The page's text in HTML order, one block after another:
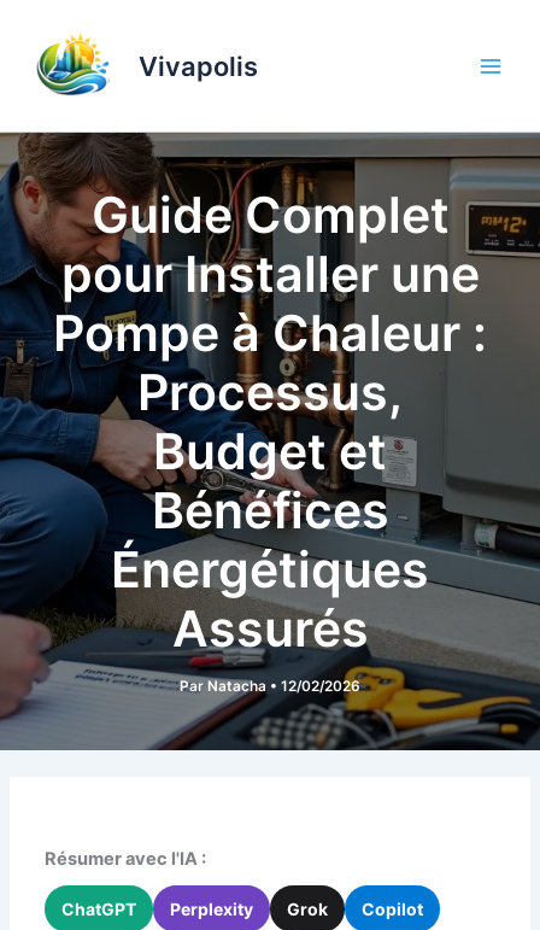
contenu
Vivapolis
Guide Complet
pour Installer une
Pompe à Chaleur :
Processus,
Budget et
Bénéfices
Énergétiques
Assurés
Par Natacha • 12/02/2026
Résumer avec l'IA :
ChatGPT Perplexity Grok Copilot